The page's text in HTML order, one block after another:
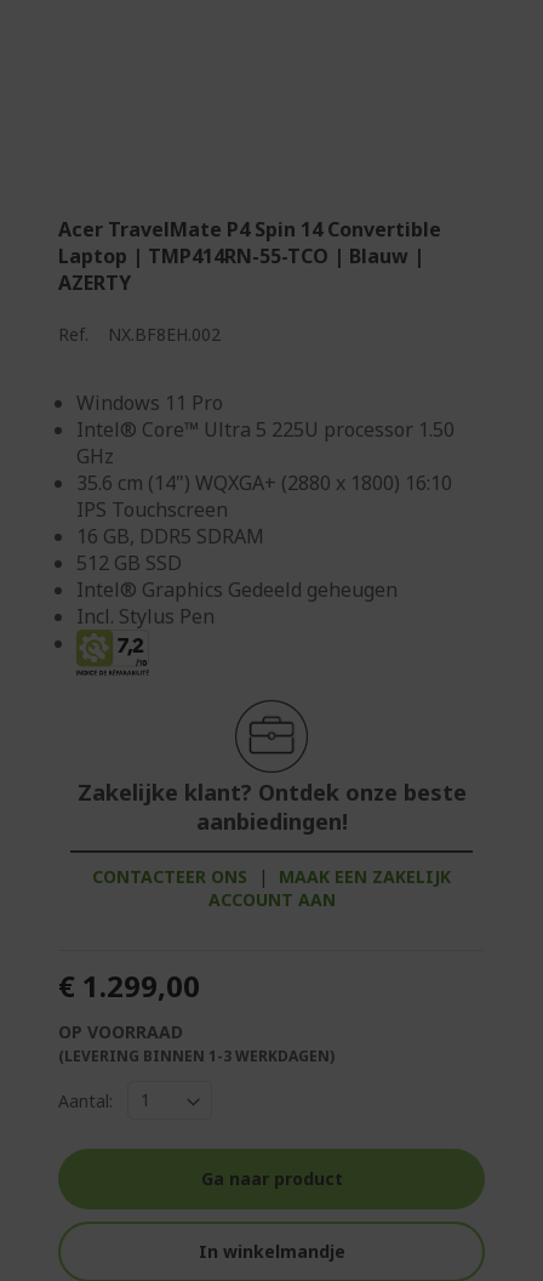
Acer TravelMate P4 Spin 14 Convertible
Laptop | TMP414RN-55-TCO | Blauw |
AZERTY
Ref. NX.BF8EH.002
Windows 11 Pro
Intel® Core™ Ultra 5 225U processor 1.50
GHz
35.6 cm (14") WQXGA+ (2880 x 1800) 16:10
IPS Touchscreen
16 GB, DDR5 SDRAM
512 GB SSD
Intel® Graphics Gedeeld geheugen
Incl. Stylus Pen
Zakelijke klant? Ontdek onze beste
aanbiedingen!
CONTACTEER ONS |
MAAK EEN ZAKELIJK
ACCOUNT AAN
€ 1.299,00
OP VOORRAAD
(LEVERING BINNEN 1-3 WERKDAGEN)
Aantal:
Ga naar product
In winkelmandje